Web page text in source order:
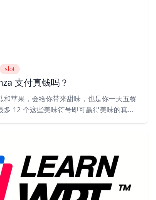
slot
支付真钱吗？
和苹果，会给你带来甜味，也是你一天五餐
多 12 个这些美味符号即可赢得美味的真实